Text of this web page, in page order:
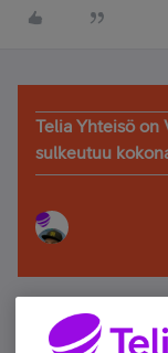
Telia Yhteisö on
sulkeutuu